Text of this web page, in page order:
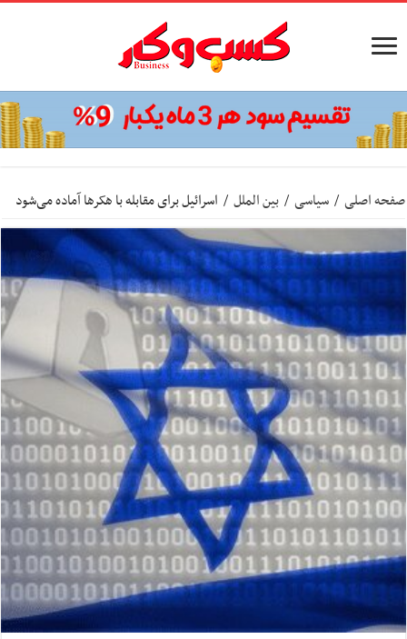
صفحه اصلی / سیاسی / بین الملل / اسرائیل برای مقابله با هکرها آماده می‌شود